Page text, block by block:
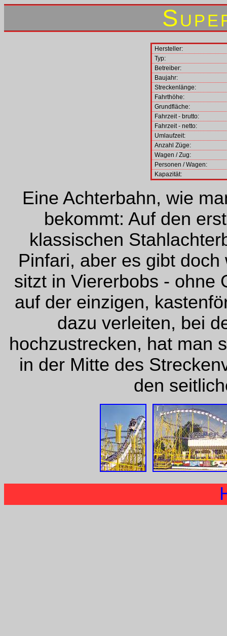
Hersteller:
Typ:
Betreiber:
Baujahr:
Streckenlänge:
Fahrthöhe:
Grundfläche:
Fahrzeit - brutto:
Fahrzeit - netto:
Umlaufzeit:
Anzahl Züge:
Wagen / Zug:
Personen / Wagen:
Kapazität:
Eine Achterbahn, wie
bekommt: Auf den
klassischen
Pinfari, aber es gibt
sitzt in Viererbobs - ohne
auf der einzigen,
dazu verleiten, bei
hochzustrecken, hat man
in der Mitte des
den